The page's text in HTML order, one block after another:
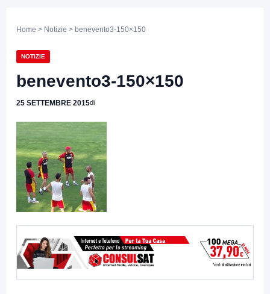
Home > Notizie > benevento3-150×150
NOTIZIE
benevento3-150×150
25 SETTEMBRE 2015di